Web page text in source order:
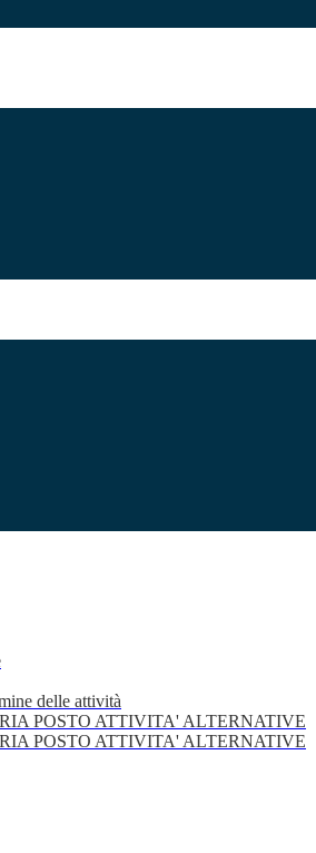
delle attività
POSTO ATTIVITA' ALTERNATIVE
POSTO ATTIVITA' ALTERNATIVE